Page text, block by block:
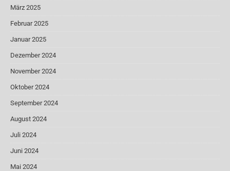
März 2025
Februar 2025
Januar 2025
Dezember 2024
November 2024
Oktober 2024
September 2024
August 2024
Juli 2024
Juni 2024
Mai 2024